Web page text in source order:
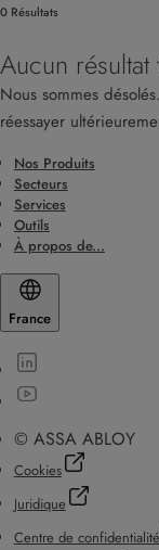
0 Résultats
Aucun résultat
Nous sommes
réessayer
Nos Produits
Secteurs
Services
Outils
À propos de...
France
© ASSA ABLOY
Cookies
Juridique
Centre de confidentialité